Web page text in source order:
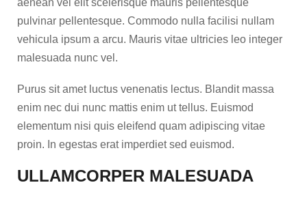
aenean vel elit scelerisque mauris pellentesque
pulvinar pellentesque. Commodo nulla facilisi nullam
vehicula ipsum a arcu. Mauris vitae ultricies leo integer
malesuada nunc vel.
Purus sit amet luctus venenatis lectus. Blandit massa
enim nec dui nunc mattis enim ut tellus. Euismod
elementum nisi quis eleifend quam adipiscing vitae
proin. In egestas erat imperdiet sed euismod.
ULLAMCORPER MALESUADA